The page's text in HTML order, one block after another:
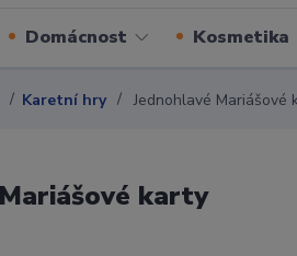
Domácnost Kosmetika
Karetní hry Jednohlavé Mariášové
karty